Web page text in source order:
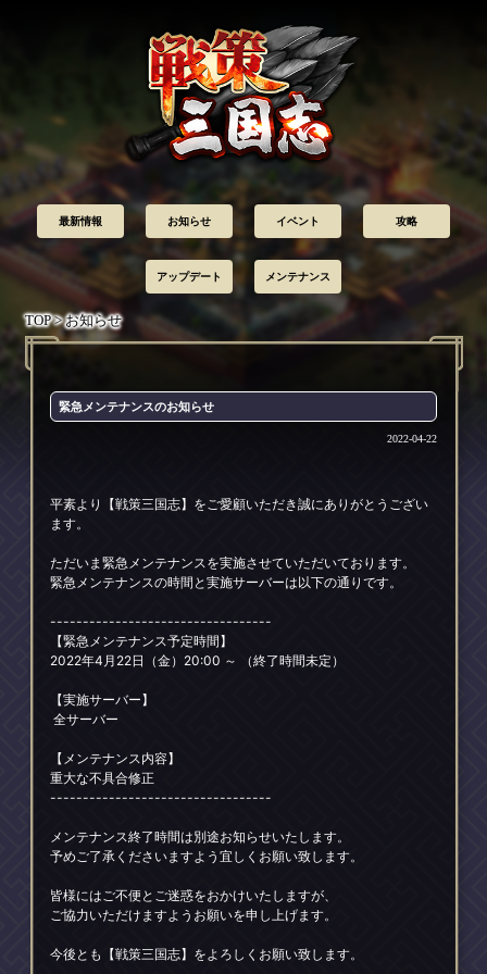
最新情報 お知らせ イベント 攻略
アップデート メンテナンス
TOP > お知らせ
緊急メンテナンスのお知らせ
2022-04-22
平素より【戦策三国志】をご愛顧いただき誠にありがとうござい
ます。
ただいま緊急メンテナンスを実施させていただいております。
緊急メンテナンスの時間と実施サーバーは以下の通りです。
----------------------------------
【緊急メンテナンス予定時間】
2022年4月22日（金）20:00 ～ （終了時間未定）
【実施サーバー】
全サーバー
【メンテナンス内容】
重大な不具合修正
----------------------------------
メンテナンス終了時間は別途お知らせいたします。
予めご了承くださいますよう宜しくお願い致します。
皆様にはご不便とご迷惑をおかけいたしますが、
ご協力いただけますようお願いを申し上げます。
今後とも【戦策三国志】をよろしくお願い致します。